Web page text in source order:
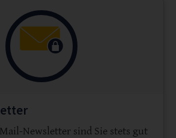
Newsletter sind Sie stets gut